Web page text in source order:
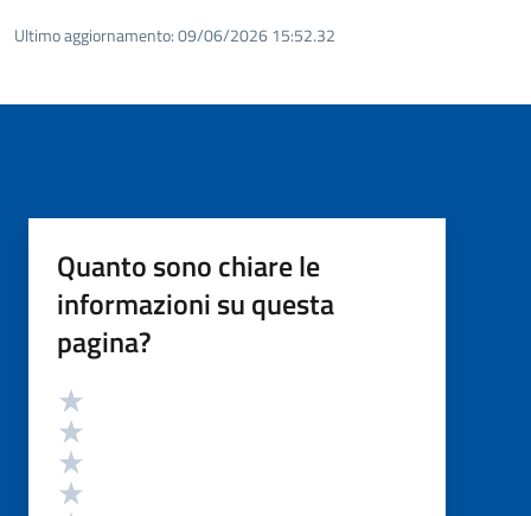
Ultimo aggiornamento:09/06/2026 15:52.32
Quanto sono chiare le
informazioni su questa
pagina?
Valutazione